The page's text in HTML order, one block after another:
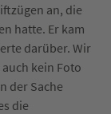
an, die
hatte. Er kam
darüber. Wir
kein Foto
der Sache
die